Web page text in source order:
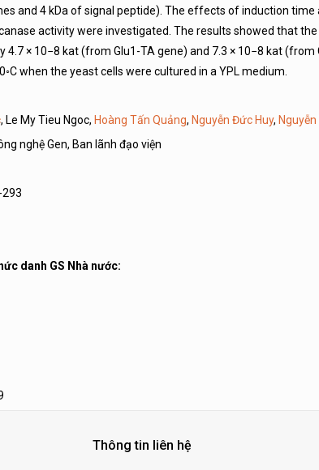
and 4 kDa of signal peptide). The effects of induction
activity were investigated. The results showed that
4.7 × 10−8 kat (from Glu1-TA gene) and 7.3 × 10−8 kat
when the yeast cells were cultured in a YPL medium.
, Le My Tieu Ngoc, Hoàng Tấn Quảng, Nguyễn Đức Huy,
nghệ Gen, Ban lãnh đạo viện
293
danh GS Nhà nước:
Thông tin liên hệ